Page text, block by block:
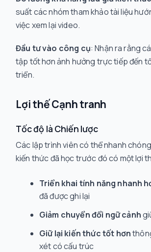
suất các nhóm tham khảo tài liệu
việc xem lại video.
Đầu tư vào công cụ: Nhận ra rằng
tập tốt hơn ảnh hưởng trực tiếp đến
triển.
Lợi thế Cạnh tranh
Tốc độ là Chiến lược
Các lập trình viên có thể nhanh
kiến thức đã học trước đó có một lợi
Triển khai tính năng nhanh
đã được ghi lại
Giảm chuyển đổi ngữ cảnh
Giữ lại kiến thức tốt hơn
xét có cấu trúc